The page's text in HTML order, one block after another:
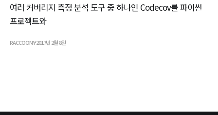
여러 커버리지 측정 분석 도구 중 하나인 Codecov를 파이썬
프로젝트와
RACCOONY2017년 2월 8일